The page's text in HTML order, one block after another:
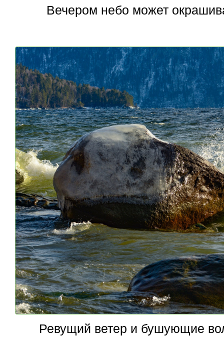
Вечером небо может
Ревущий ветер и бушующие